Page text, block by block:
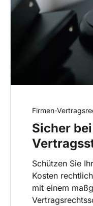
Firmen-
Sicher bei
Schützen Sie
Kosten
mit einem